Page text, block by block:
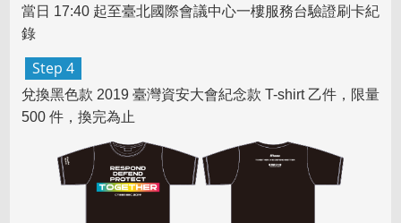
當日 17:40 起至臺北國際會議中心一樓服務台驗證刷卡紀
錄
Step 4
兌換黑色款 2019 臺灣資安大會紀念款 T-shirt 乙件，限量
500 件，換完為止